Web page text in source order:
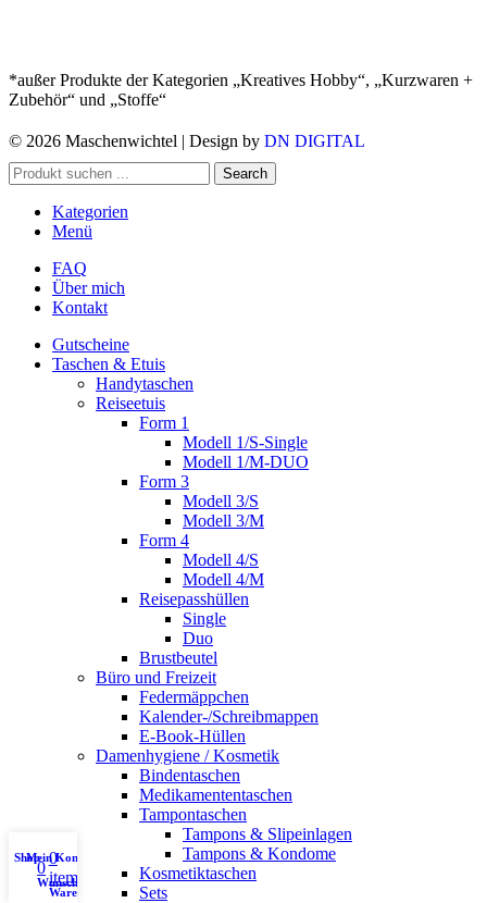
*außer Produkte der Kategorien „Kreatives Hobby“, „Kurzwaren +
Zubehör“ und „Stoffe“
© 2026 Maschenwichtel | Design by DN DIGITAL
Search
Kategorien
Menü
FAQ
Über mich
Kontakt
Gutscheine
Taschen & Etuis
Handytaschen
Reiseetuis
Form 1
Modell 1/S-Single
Modell 1/M-DUO
Form 3
Modell 3/S
Modell 3/M
Form 4
Modell 4/S
Modell 4/M
Reisepasshüllen
Single
Duo
Brustbeutel
Büro und Freizeit
Federmäppchen
Kalender-/Schreibmappen
E-Book-Hüllen
Damenhygiene / Kosmetik
Bindentaschen
Medikamententaschen
Tampontaschen
Tampons & Slipeinlagen
Tampons & Kondome
Kosmetiktaschen
Sets
ShopMein Konto
0
Wunschliste
0
items
Warenkorb